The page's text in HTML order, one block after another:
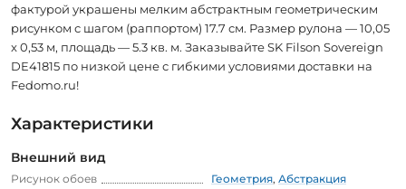
фактурой украшены мелким абстрактным геометрическим
рисунком с шагом (раппортом) 17.7 см. Размер рулона — 10,05
x 0,53 м, площадь — 5.3 кв. м. Заказывайте SK Filson Sovereign
DE41815 по низкой цене с гибкими условиями доставки на
Fedomo.ru!
Характеристики
Внешний вид
Рисунок обоев Геометрия, Абстракция